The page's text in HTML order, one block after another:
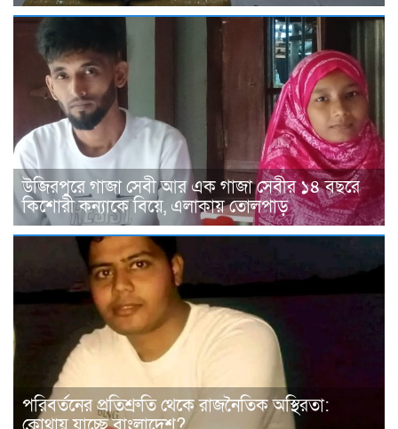
উজিরপুরে গাজা সেবী আর এক গাজা সেবীর ১৪ বছরে
কিশোরী কন্যাকে বিয়ে, এলাকায় তোলপাড়
পরিবর্তনের প্রতিশ্রুতি থেকে রাজনৈতিক অস্থিরতা: